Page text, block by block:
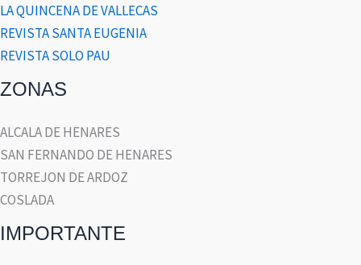
LA QUINCENA DE VALLECAS
REVISTA SANTA EUGENIA
REVISTA SOLO PAU
ZONAS
ALCALA DE HENARES
SAN FERNANDO DE HENARES
TORREJON DE ARDOZ
COSLADA
IMPORTANTE